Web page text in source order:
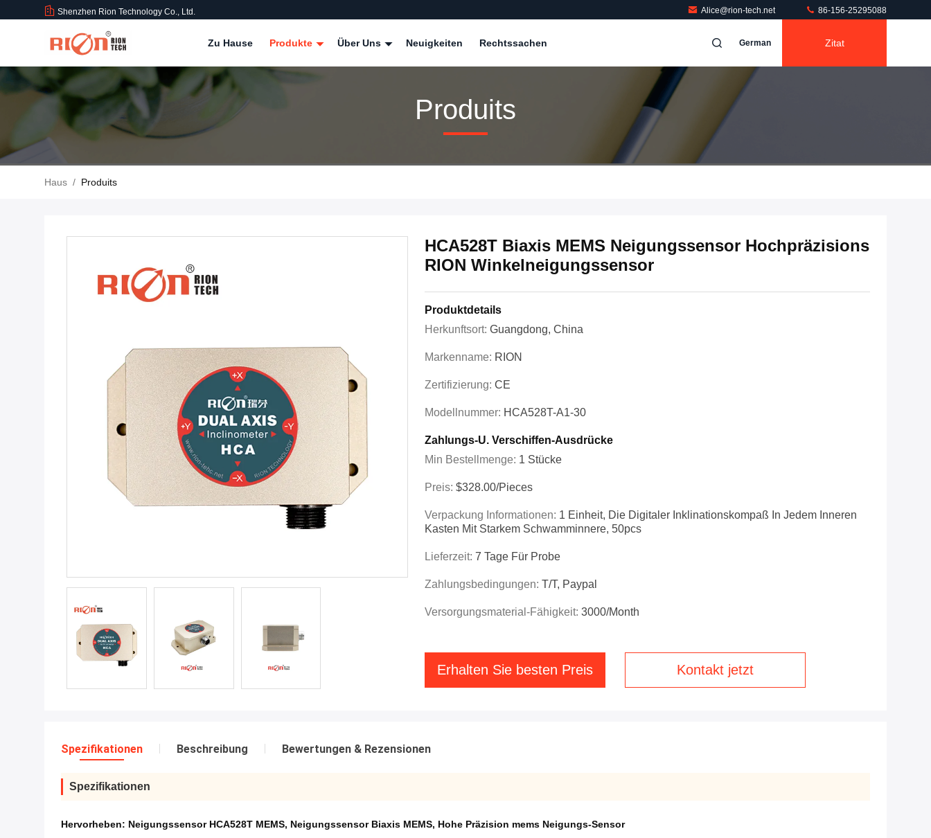
Shenzhen Rion Technology Co., Ltd. Alice@rion-tech.net 86-156-25295088
Zu Hause Produkte Über Uns Neuigkeiten Rechtssachen German Zitat
Produits
Haus / Produits
HCA528T Biaxis MEMS Neigungssensor Hochpräzisions
RION Winkelneigungssensor
Produktdetails
Herkunftsort: Guangdong, China
Markenname: RION
Zertifizierung: CE
Modellnummer: HCA528T-A1-30
Zahlungs-U. Verschiffen-Ausdrücke
Min Bestellmenge: 1 Stücke
Preis: $328.00/Pieces
Verpackung Informationen: 1 Einheit, Die Digitaler Inklinationskompaß In Jedem Inneren
Kasten Mit Starkem Schwamminnere, 50pcs
Lieferzeit: 7 Tage Für Probe
Zahlungsbedingungen: T/T, Paypal
Versorgungsmaterial-Fähigkeit: 3000/month
Erhalten Sie besten Preis Kontakt jetzt
Spezifikationen Beschreibung Bewertungen & Rezensionen
Spezifikationen
Hervorheben: Neigungssensor HCA528T MEMS, Neigungssensor Biaxis MEMS, Hohe Präzision mems Neigungs-Sensor